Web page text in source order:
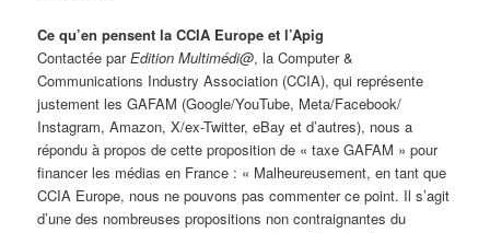
Ce qu’en pensent la CCIA Europe et l’Apig
Contactée parEdition Multimédi@, la Computer &
Communications Industry Association (CCIA), qui représente
justement les GAFAM (Google/YouTube, Meta/Facebook/
Instagram, Amazon, X/ex-Twitter, eBay et d’autres), nous a
répondu à propos de cette proposition de « taxe GAFAM » pour
financer les médias en France : « Malheureusement, en tant que
CCIA Europe, nous ne pouvons pas commenter ce point. Il s’agit
d’une des nombreuses propositions non contraignantes du